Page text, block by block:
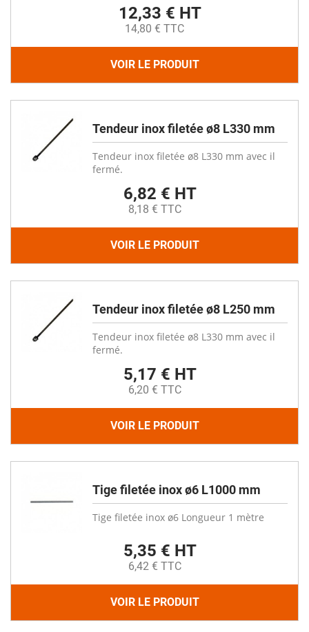
12,33 € HT
14,80 € TTC
VOIR LE PRODUIT
Tendeur inox filetée ø8 L330 mm
Tendeur inox filetée ø8 L330 mm avec il
fermé.
6,82 € HT
8,18 € TTC
VOIR LE PRODUIT
Tendeur inox filetée ø8 L250 mm
Tendeur inox filetée ø8 L330 mm avec il
fermé.
5,17 € HT
6,20 € TTC
VOIR LE PRODUIT
Tige filetée inox ø6 L1000 mm
Tige filetée inox ø6 Longueur 1 mètre
5,35 € HT
6,42 € TTC
VOIR LE PRODUIT